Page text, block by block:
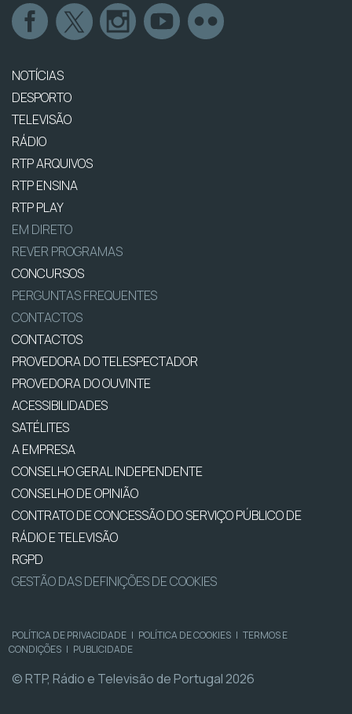
NOTÍCIAS
DESPORTO
TELEVISÃO
RÁDIO
RTP ARQUIVOS
RTP ENSINA
RTP PLAY
EM DIRETO
REVER PROGRAMAS
CONCURSOS
PERGUNTAS FREQUENTES
CONTACTOS
CONTACTOS
PROVEDORA DO TELESPECTADOR
PROVEDORA DO OUVINTE
ACESSIBILIDADES
SATÉLITES
A EMPRESA
CONSELHO GERAL INDEPENDENTE
CONSELHO DE OPINIÃO
CONTRATO DE CONCESSÃO DO SERVIÇO PÚBLICO DE
RÁDIO E TELEVISÃO
RGPD
GESTÃO DAS DEFINIÇÕES DE COOKIES
POLÍTICA DE PRIVACIDADE | POLÍTICA DE COOKIES | TERMOS E
CONDIÇÕES | PUBLICIDADE
© RTP, Rádio e Televisão de Portugal 2026